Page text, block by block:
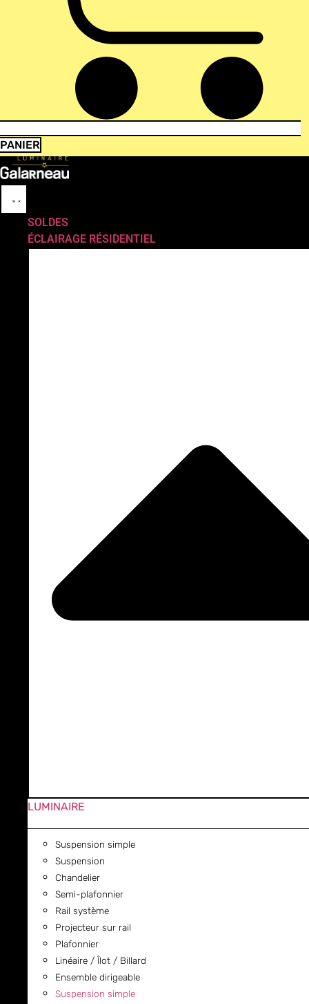
PANIER
SOLDES
ÉCLAIRAGE RÉSIDENTIEL
LUMINAIRE
Suspension simple
Suspension
Chandelier
Semi-plafonnier
Rail système
Projecteur sur rail
Plafonnier
Linéaire / Îlot / Billard
Ensemble dirigeable
Suspension simple